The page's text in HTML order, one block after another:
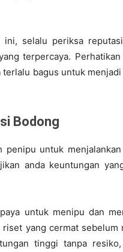
ini, selalu periksa
terpercaya.
bagus untuk
Bodong
untuk
anda keuntungan
untuk menipu dan
yang cermat sebelum
tinggi tanpa